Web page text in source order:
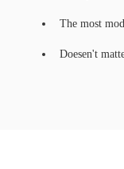
The most
Doesen't